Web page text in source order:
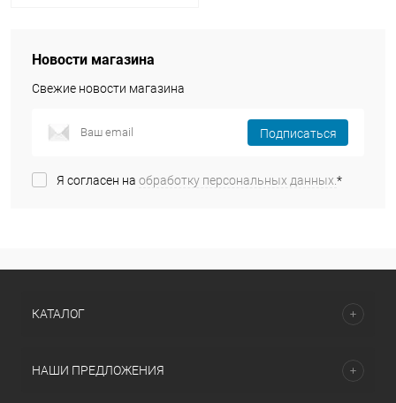
Новости магазина
Свежие новости магазина
Подписаться
Я согласен на обработку персональных данных.*
КАТАЛОГ
НАШИ ПРЕДЛОЖЕНИЯ